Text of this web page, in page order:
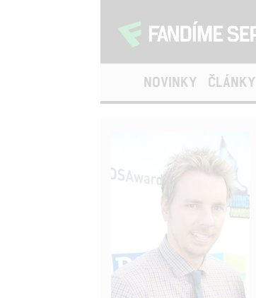
NOVINKY ČLÁNKY